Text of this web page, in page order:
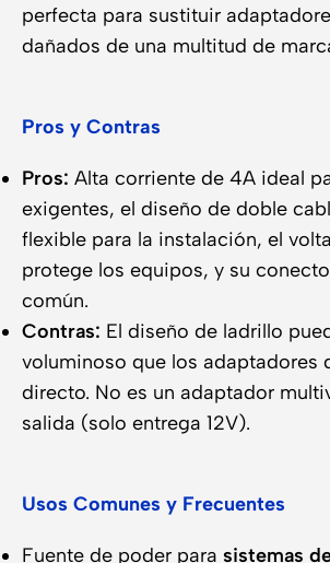
perfecta para sustituir
dañados de una multitud de
Pros y Contras
Pros: Alta corriente de 4A ideal
exigentes, el diseño de doble
flexible para la instalación, el
protege los equipos, y su
común.
Contras: El diseño de ladrillo
voluminoso que los adaptadores
directo. No es un adaptador
salida (solo entrega 12V).
Usos Comunes y Frecuentes
Fuente de poder para sistemas